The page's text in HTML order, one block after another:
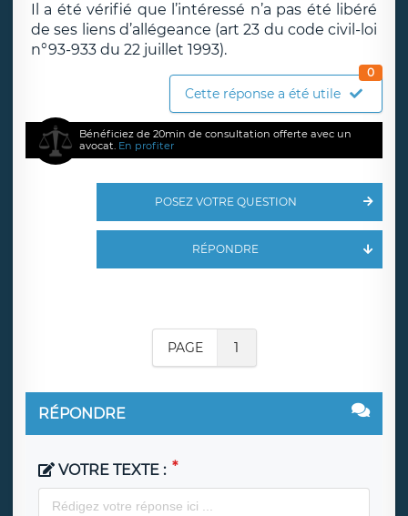
Il a été vérifié que l’intéressé n’a pas été libéré
de ses liens d’allégeance (art 23 du code civil-loi
n°93-933 du 22 juillet 1993).
Cette réponse a été utile
0
Bénéficiez de 20min de consultation offerte avec un
avocat. En profiter
POSEZ VOTRE QUESTION
RÉPONDRE
PAGE 1
RÉPONDRE
VOTRE TEXTE :